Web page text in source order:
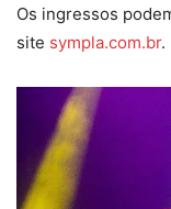
Os ingressos
site sympla.com.br.